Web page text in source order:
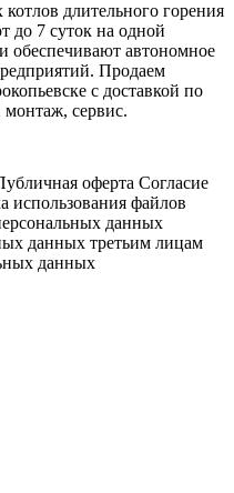
длительного горения
до 7 суток на одной
обеспечивают автономное
Продаем
с доставкой по
сервис.
оферта Согласие
использования файлов
данных
данных третьим лицам
данных